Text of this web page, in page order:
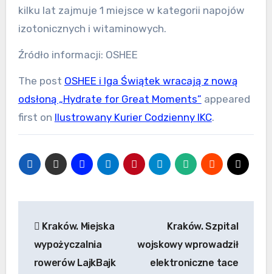
kilku lat zajmuje 1 miejsce w kategorii napojów
izotonicznych i witaminowych.
Źródło informacji: OSHEE
The post OSHEE i Iga Świątek wracają z nową
odsłoną „Hydrate for Great Moments” appeared
first on Ilustrowany Kurier Codzienny IKC.
wpisu
Kraków. Miejska
wypożyczalnia
rowerów LajkBajk
Kraków. Szpital
wojskowy wprowadził
elektroniczne tace